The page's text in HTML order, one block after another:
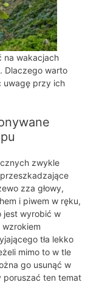
na wakacjach
Dlaczego warto
uwagę przy ich
zwykle
zza głowy,
i piwem w ręku,
jest wyrobić w
tła lekko
mimo to w tle
go usunąć w
poruszać ten temat